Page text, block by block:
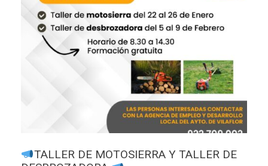
TALLER DE MOTOSIERRA Y TALLER DE